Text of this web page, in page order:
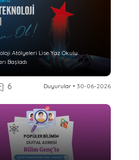
Atölyeleri Lise Yaz Okulu
Başladı
6 Duyurular• 30-06-2026